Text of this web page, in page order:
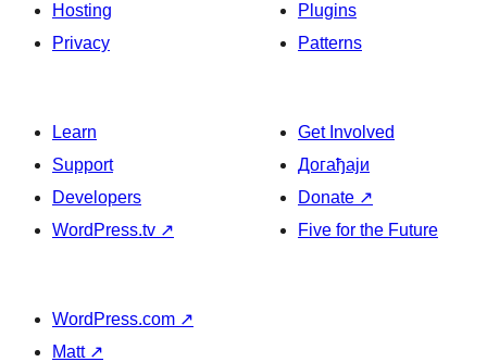
Hosting
Privacy
Plugins
Patterns
Learn
Support
Developers
WordPress.tv ↗
Get Involved
Догађаји
Donate ↗
Five for the Future
WordPress.com ↗
Matt ↗